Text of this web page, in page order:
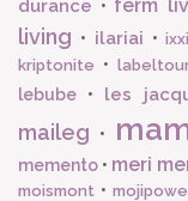
durance • ferm
living • ilariai •ixxi
kriptonite •
lebube • les
maileg •
memento • meri
moismont •